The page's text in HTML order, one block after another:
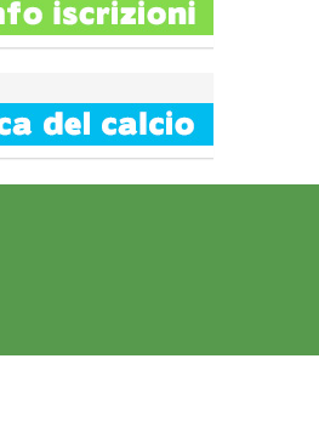
nel Cda di
Terzjus: prima riunione